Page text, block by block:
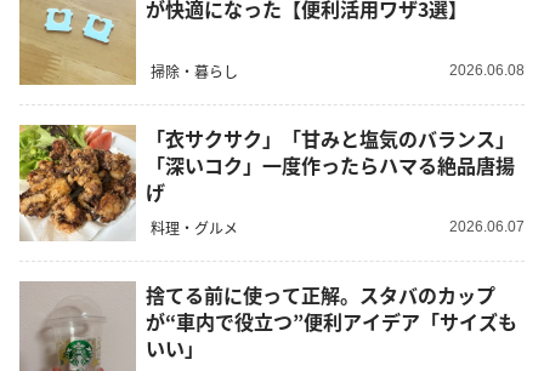
が快適になった【便利活用ワザ3選】
掃除・暮らし 2026.06.08
「衣サクサク」「甘みと塩気のバランス」
「深いコク」一度作ったらハマる絶品唐揚
げ
料理・グルメ 2026.06.07
捨てる前に使って正解。スタバのカップ
が“車内で役立つ”便利アイデア「サイズも
いい」